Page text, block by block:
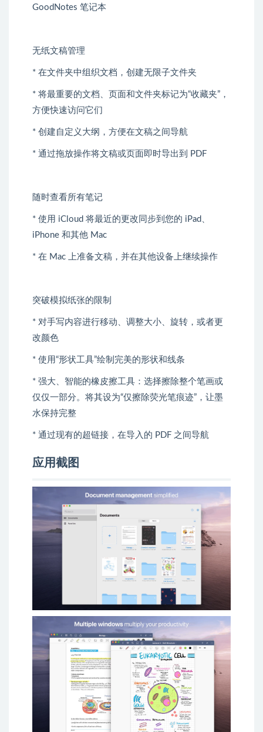
GoodNotes 笔记本
无纸文稿管理
* 在文件夹中组织文档，创建无限子文件夹
* 将最重要的文档、页面和文件夹标记为“收藏夹”，
方便快速访问它们
* 创建自定义大纲，方便在文稿之间导航
* 通过拖放操作将文稿或页面即时导出到 PDF
随时查看所有笔记
* 使用 iCloud 将最近的更改同步到您的 iPad、
iPhone 和其他 Mac
* 在 Mac 上准备文稿，并在其他设备上继续操作
突破模拟纸张的限制
* 对手写内容进行移动、调整大小、旋转，或者更
改颜色
* 使用“形状工具”绘制完美的形状和线条
* 强大、智能的橡皮擦工具：选择擦除整个笔画或
仅仅一部分。将其设为“仅擦除荧光笔痕迹”，让墨
水保持完整
* 通过现有的超链接，在导入的 PDF 之间导航
应用截图